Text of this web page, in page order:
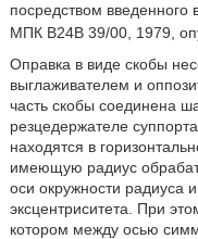
посредством
МПК B24B 39/00, 1979,
Оправка в виде скобы
выглаживателем и
часть скобы соединена
резцедержателе
находятся в
имеющую радиус
оси окружности радиуса
эксцентриситета. При
котором между осью